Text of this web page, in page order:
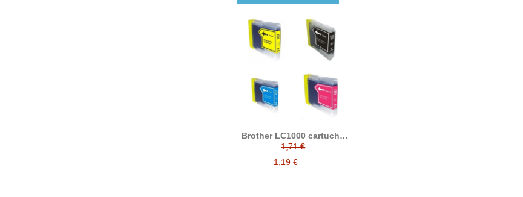
Brother LC1000 cartucho
de tinta compatible
1,71 €
1,19 €